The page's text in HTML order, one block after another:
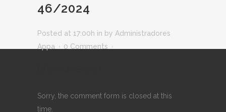
46/2024
Posted at 17:00h in by Administradores
Appa
0 Comments
Sorry, the comment form is closed at this
time.